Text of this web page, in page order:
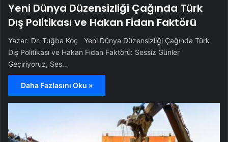
Yeni Dünya Düzensizliği Çağında Türk
Dış Politikası ve Hakan Fidan Faktörü
Yazar: Dr. Tuğba Koç Yeni Dünya Düzensizliği Çağında Türk
Dış Politikası ve Hakan Fidan Faktörü: Sessiz Günler
Geçiriyoruz, Ses…
Daha Fazlasını Oku »